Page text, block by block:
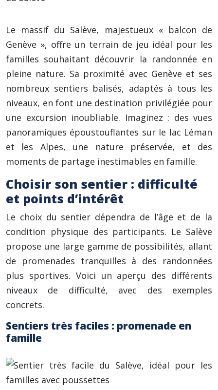
Le massif du Salève, majestueux « balcon de
Genève », offre un terrain de jeu idéal pour les
familles souhaitant découvrir la randonnée en
pleine nature. Sa proximité avec Genève et ses
nombreux sentiers balisés, adaptés à tous les
niveaux, en font une destination privilégiée pour
une excursion inoubliable. Imaginez : des vues
panoramiques époustouflantes sur le lac Léman
et les Alpes, une nature préservée, et des
moments de partage inestimables en famille.
Choisir son sentier : difficulté
et points d’intérêt
Le choix du sentier dépendra de l’âge et de la
condition physique des participants. Le Salève
propose une large gamme de possibilités, allant
de promenades tranquilles à des randonnées
plus sportives. Voici un aperçu des différents
niveaux de difficulté, avec des exemples
concrets.
Sentiers très faciles : promenade en
famille